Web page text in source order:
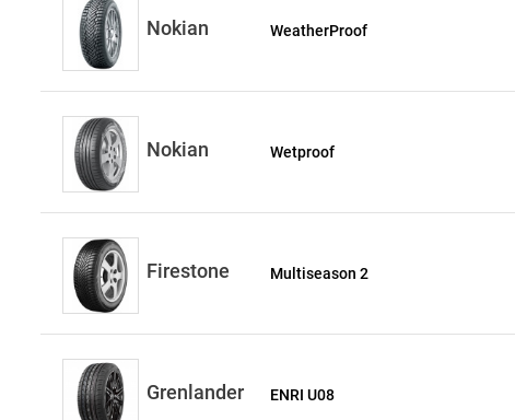
Nokian WeatherProof
Nokian Wetproof
Firestone Multiseason 2
Grenlander ENRI U08